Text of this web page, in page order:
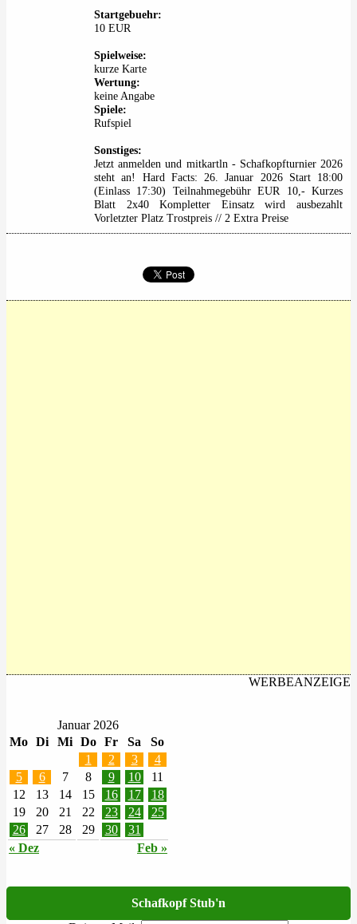
Startgebuehr:
10 EUR
Spielweise:
kurze Karte
Wertung:
keine Angabe
Spiele:
Rufspiel
Sonstiges:
Jetzt anmelden und mitkartln - Schafkopfturnier 2026
steht an! Hard Facts: 26. Januar 2026 Start 18:00
(Einlass 17:30) Teilnahmegebühr EUR 10,- Kurzes
Blatt 2x40 Kompletter Einsatz wird ausbezahlt
Vorletzter Platz Trostpreis // 2 Extra Preise
WERBEANZEIGE
Januar 2026
Mo Di Mi Do Fr Sa So
« Dez Feb »
1 2 3
4
5
6 7 8 9 10
11
12
13 14 15 16 17
18
19
20 21 22 23 24
25
26
27 28 29 30 31
Schafkopf Stub'n